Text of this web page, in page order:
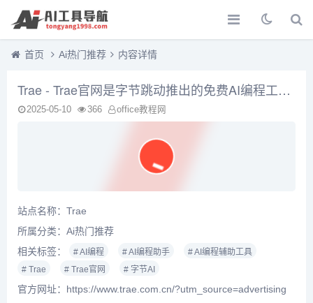
首页 Ai热门推荐 内容详情
Trae - Trae官网是字节跳动推出的免费AI编程工具，Trae官方网站提供了Trae下载服务
2025-05-10 366 office教程网
站点名称：Trae
所属分类： Ai热门推荐
相关标签：
# AI编程 # AI编程助手
# AI编程辅助工具
# Trae
# Trae官网 # 字节AI
官方网址：https://www.trae.com.cn/?utm_source=advertising